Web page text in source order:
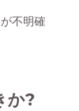
不明確
か?